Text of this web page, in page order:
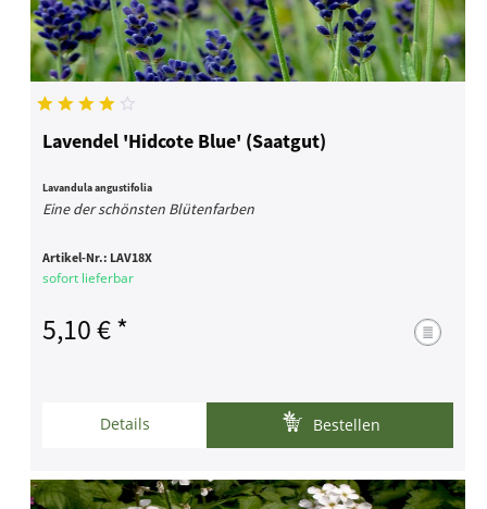
Lavendel 'Hidcote Blue' (Saatgut)
Lavandula angustifolia
Eine der schönsten Blütenfarben
Artikel-Nr.: LAV18X
sofort lieferbar
5,10 € *
Details Bestellen